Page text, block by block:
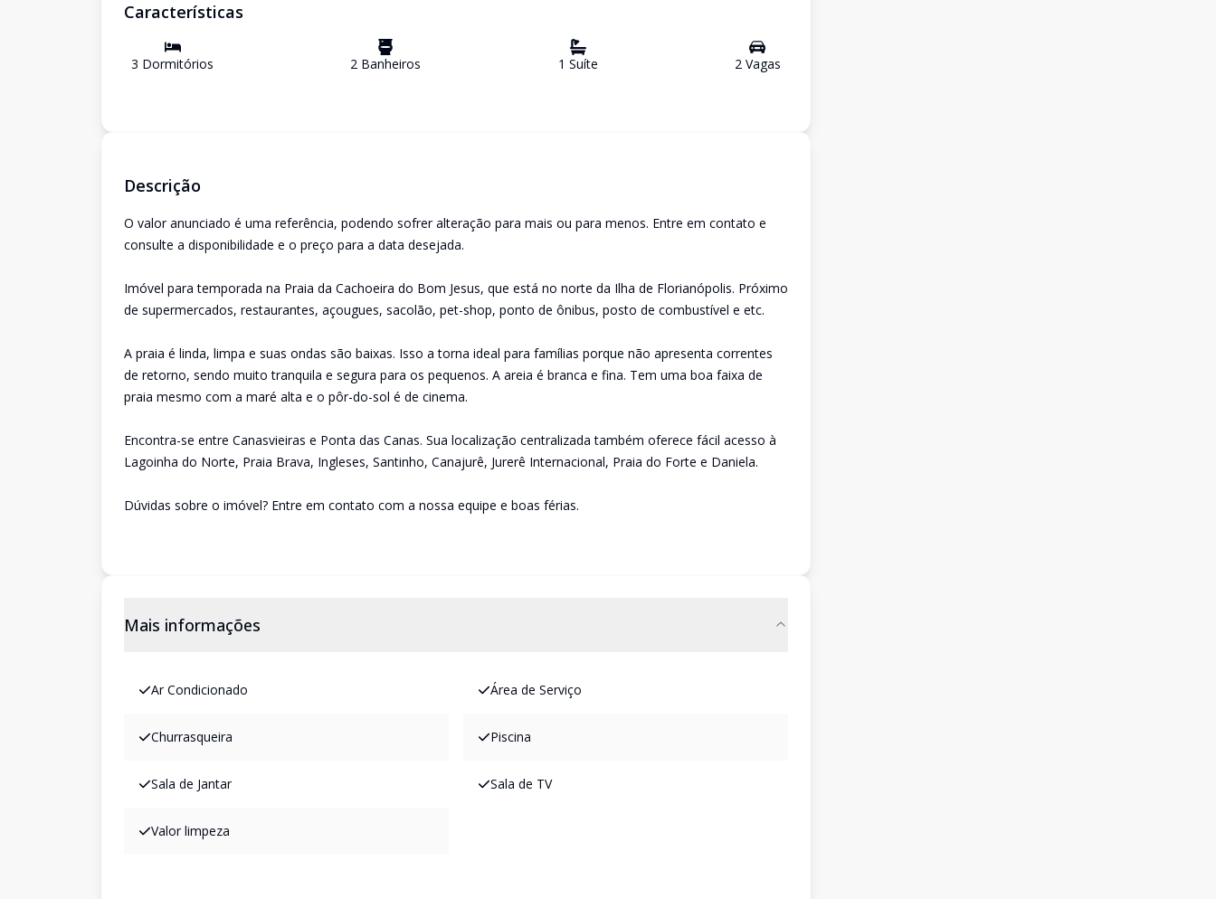
Características
3 Dormitórios 2 Banheiros 1 Suíte 2Vagas
Descrição
O valor anunciado é uma referência, podendo sofrer alteração para mais ou para menos. Entre em contato e
consulte a disponibilidade e o preço para a data desejada.
Imóvel para temporada na Praia da Cachoeira do Bom Jesus, que está no norte da Ilha de Florianópolis. Próximo
de supermercados, restaurantes, açougues, sacolão, pet-shop, ponto de ônibus, posto de combustível e etc.
A praia é linda, limpa e suas ondas são baixas. Isso a torna ideal para famílias porque não apresenta correntes
de retorno, sendo muito tranquila e segura para os pequenos. A areia é branca e fina. Tem uma boa faixa de
praia mesmo com a maré alta e o pôr-do-sol é de cinema.
Encontra-se entre Canasvieiras e Ponta das Canas. Sua localização centralizada também oferece fácil acesso à
Lagoinha do Norte, Praia Brava, Ingleses, Santinho, Canajurê, Jurerê Internacional, Praia do Forte e Daniela.
Dúvidas sobre o imóvel? Entre em contato com a nossa equipe e boas férias.
Mais informações
Ar Condicionado Área de Serviço
Churrasqueira Piscina
Sala de Jantar Sala de TV
Valor limpeza